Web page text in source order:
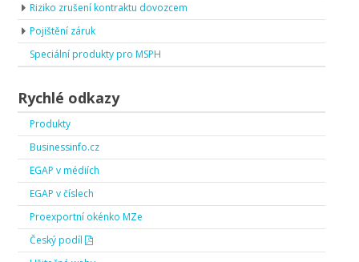
Riziko zrušení kontraktu dovozcem
Pojištění záruk
Speciální produkty pro MSPH
Rychlé odkazy
Produkty
Businessinfo.cz
EGAP v médiích
EGAP v číslech
Proexportní okénko MZe
Český podíl